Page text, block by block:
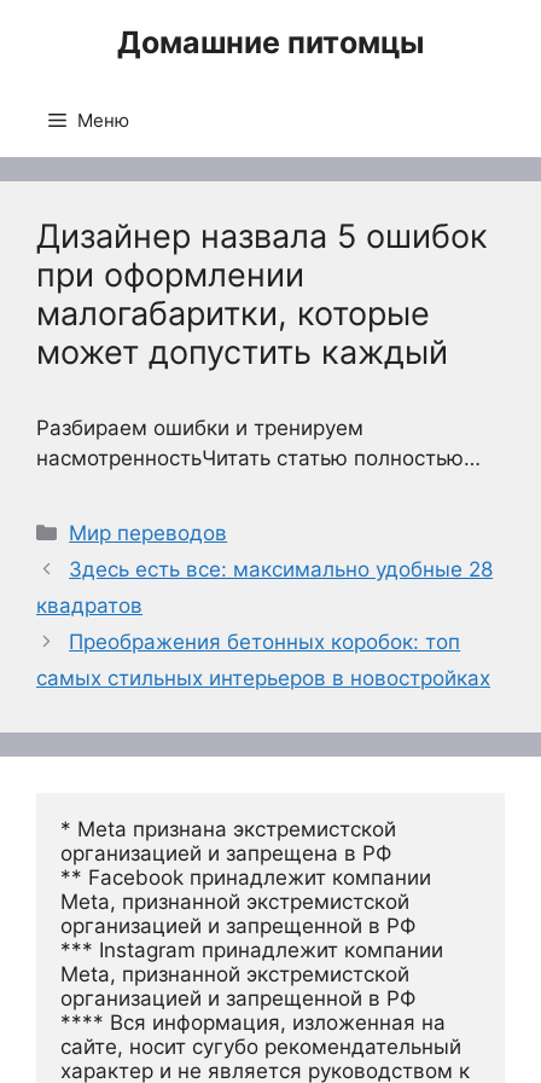
Домашние питомцы
Меню
Дизайнер назвала 5 ошибок
при оформлении
малогабаритки, которые
может допустить каждый
Разбираем ошибки и тренируем
насмотренностьЧитать статью полностью…
Рубрики
Мир переводов
Здесь есть все: максимально удобные 28
квадратов
Преображения бетонных коробок: топ
самых стильных интерьеров в новостройках
* Meta признана экстремистской
организацией и запрещена в РФ
** Facebook принадлежит компании
Meta, признанной экстремистской
организацией и запрещенной в РФ
*** Instagram принадлежит компании
Meta, признанной экстремистской
организацией и запрещенной в РФ
**** Вся информация, изложенная на
сайте, носит сугубо рекомендательный
характер и не является руководством к